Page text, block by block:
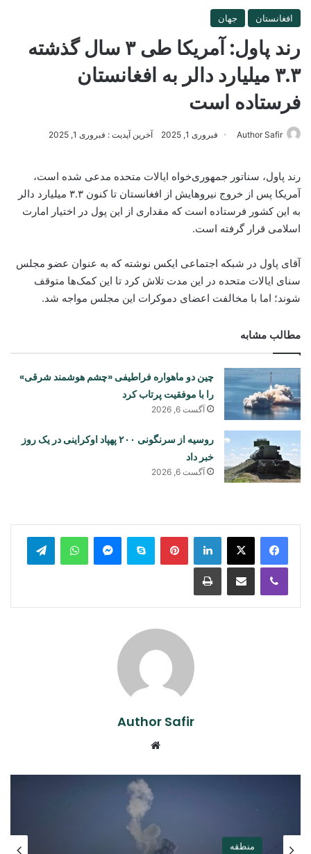
افغانستان جهان
رند پاول: آمریکا طی ۳ سال گذشته
۳.۳ میلیارد دالر به افغانستان
فرستاده‌ است
Author Safir فبروری 1, 2025 آخرین آپدیت : فبروری 1, 2025
رند پاول، سناتور جمهوری‌خواه ایالات متحده مدعی شده است،
آمریکا پس از خروج نیروهایش از افغانستان تا کنون ۳.۳ میلیارد دالر
به این کشور فرستاده است که مقداری از این پول در اختیار امارت
اسلامی قرار گرفته است.
آقای پاول در شبکه اجتماعی ایکس نوشته که به عنوان عضو مجلس
سنای ایالات متحده در این مدت تلاش کرد تا این کمک‌ها متوقف
شوند؛ اما با مخالفت اعضای دموکرات این مجلس مواجه شد.
مطالب مشابه
چین دو ماهواره فراطیفی «چشم هوشمند شرقی»
را با موفقیت پرتاب کرد
آگست 6, 2026
روسیه از سرنگونی ۲۰۰ پهپاد اوکراینی در یک روز
خبر داد
آگست 6, 2026
LinkedIn
Pinterest
Skype
Messenger
WhatsApp
Viber
Share via Email
Print
Author Safir
منطقه